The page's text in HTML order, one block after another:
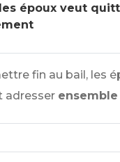
époux veut
fin au bail, les
adresser ensemble